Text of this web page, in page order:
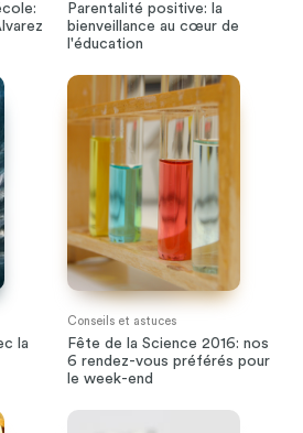
Parentalité positive: la
bienveillance au cœur de
l'éducation
la
Conseils et astuces
Fête de la Science 2016: nos
6 rendez-vous préférés pour
le week-end